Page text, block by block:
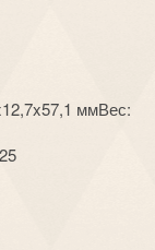
ммВес: